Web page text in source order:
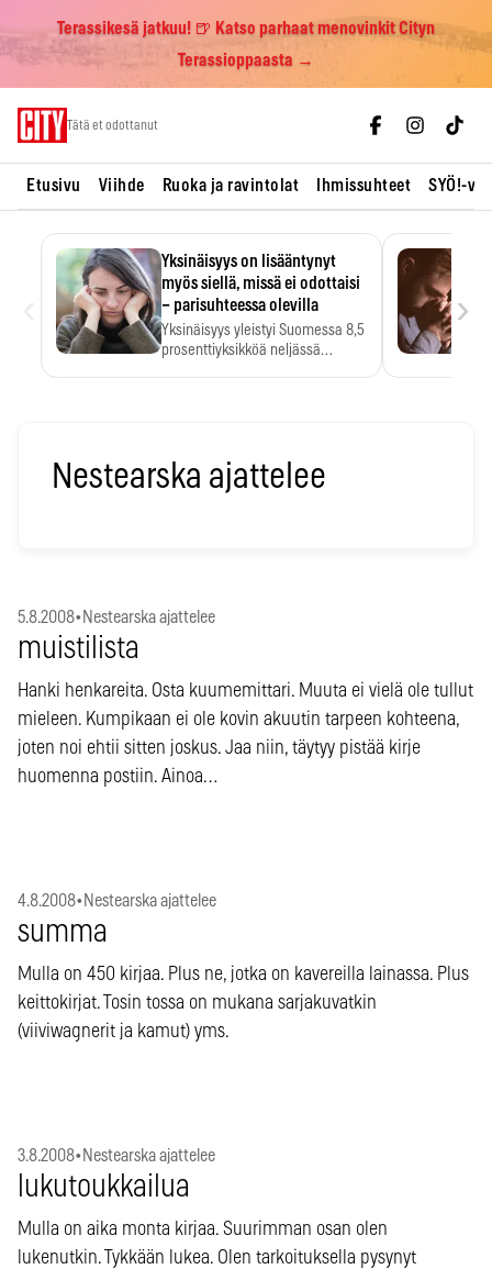
Terassikesä jatkuu! 🍺 Katso parhaat menovinkit Cityn
Terassioppaasta →
Tätä et odottanut
Etusivu Viihde Ruoka ja ravintolat Ihmissuhteet SYÖ!-
Yksinäisyys on lisääntynyt
myös siellä, missä ei odottaisi
– parisuhteessa olevilla
Yksinäisyys yleistyi Suomessa 8,5
prosenttiyksikköä neljässä
›
Nestearska ajattelee
5.8.2008•Nestearska ajattelee
muistilista
Hanki henkareita. Osta kuumemittari. Muuta ei vielä ole tullut
mieleen. Kumpikaan ei ole kovin akuutin tarpeen kohteena,
joten noi ehtii sitten joskus. Jaa niin, täytyy pistää kirje
huomenna postiin. Ainoa…
4.8.2008•Nestearska ajattelee
summa
Mulla on 450 kirjaa. Plus ne, jotka on kavereilla lainassa. Plus
keittokirjat. Tosin tossa on mukana sarjakuvatkin
(viiviwagnerit ja kamut) yms.
3.8.2008•Nestearska ajattelee
lukutoukkailua
Mulla on aika monta kirjaa. Suurimman osan olen
lukenutkin. Tykkään lukea. Olen tarkoituksella pysynyt